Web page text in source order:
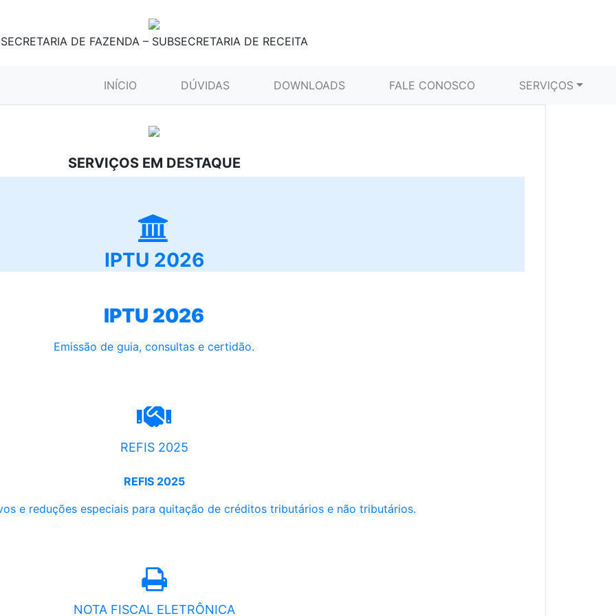
SECRETARIA DE FAZENDA – SUBSECRETARIA DE RECEITA
INÍCIO (CURRENT)DÚVIDAS DOWNLOADS FALE CONOSCO SERVIÇOS
SERVIÇOS EM DESTAQUE
IPTU 2026
IPTU 2026
Emissão de guia, consultas e certidão.
REFIS 2025
REFIS 2025
e reduções especiais para quitação de créditos tributários e não tributários.
NOTA FISCAL ELETRÔNICA